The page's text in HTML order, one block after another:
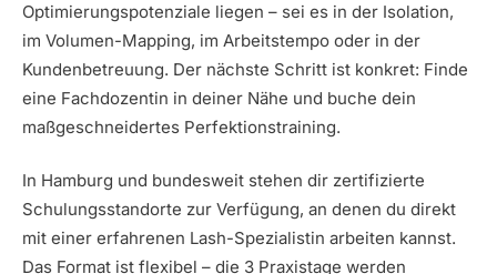
Optimierungspotenziale liegen – sei es in der Isolation,
im Volumen-Mapping, im Arbeitstempo oder in der
Kundenbetreuung. Der nächste Schritt ist konkret: Finde
eine Fachdozentin in deiner Nähe und buche dein
maßgeschneidertes Perfektionstraining.
In Hamburg und bundesweit stehen dir zertifizierte
Schulungsstandorte zur Verfügung, an denen du direkt
mit einer erfahrenen Lash-Spezialistin arbeiten kannst.
Das Format ist flexibel – die 3 Praxistage werden